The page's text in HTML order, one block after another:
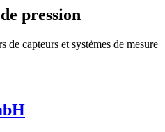
pression
de capteurs et systèmes de mesure